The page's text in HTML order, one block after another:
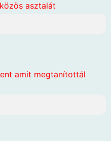
asztalát
amit megtanítottál